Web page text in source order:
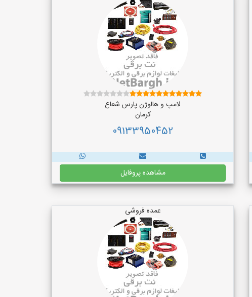
لامپ و هالوژن پارس شعاع
کرمان
09133950452
مشاهده پروفایل
عمده فروشی